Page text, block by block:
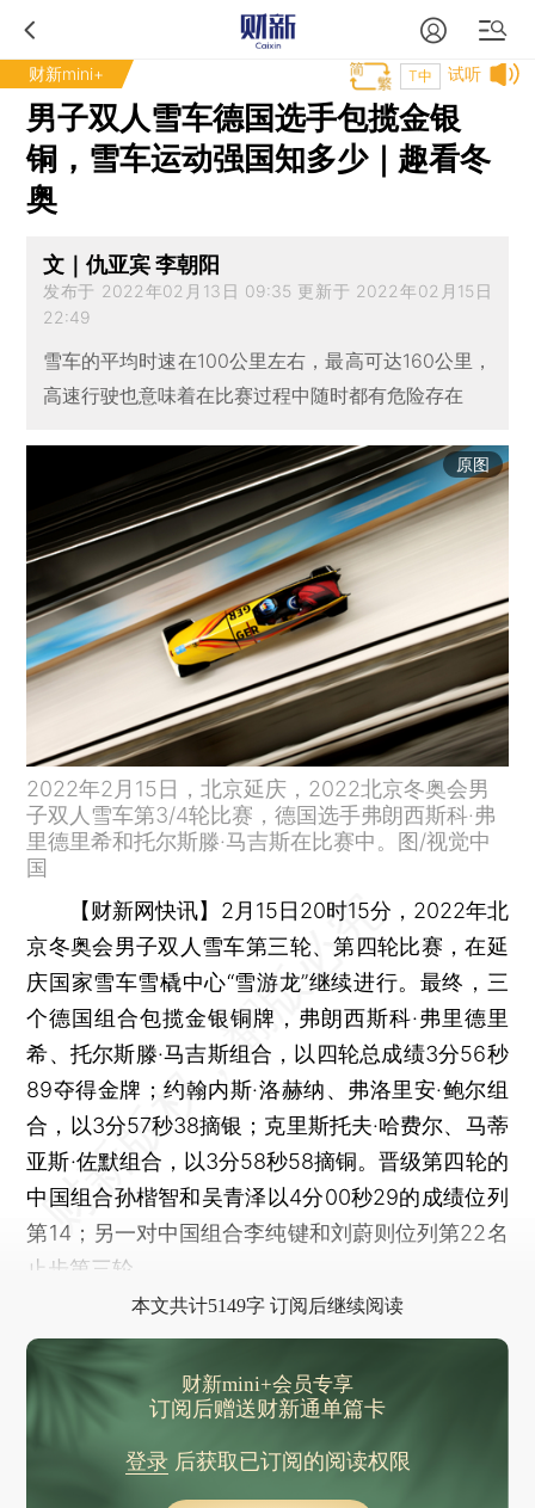
财新mini+ 试听
T中
男子双人雪车德国选手包揽金银
铜，雪车运动强国知多少｜趣看冬
奥
文｜仇亚宾 李朝阳
发布于 2022年02月13日 09:35 更新于 2022年02月15日
22:49
雪车的平均时速在100公里左右，最高可达160公里，
高速行驶也意味着在比赛过程中随时都有危险存在
原图
2022年2月15日，北京延庆，2022北京冬奥会男
子双人雪车第3/4轮比赛，德国选手弗朗西斯科·弗
里德里希和托尔斯滕·马吉斯在比赛中。图/视觉中
国
【财新网快讯】 2月15日20时15分，2022年北
京冬奥会男子双人雪车第三轮、第四轮比赛，在延
庆国家雪车雪橇中心“雪游龙”继续进行。最终，三
个德国组合包揽金银铜牌，弗朗西斯科·弗里德里
希、托尔斯滕·马吉斯组合，以四轮总成绩3分56秒
89夺得金牌；约翰内斯·洛赫纳、弗洛里安·鲍尔组
合，以3分57秒38摘银；克里斯托夫·哈费尔、马蒂
亚斯·佐默组合，以3分58秒58摘铜。晋级第四轮的
中国组合孙楷智和吴青泽以4分00秒29的成绩位列
第14；另一对中国组合李纯键和刘蔚则位列第22名
止步第三轮。
本文共计5149字 订阅后继续阅读
财新mini+会员专享
订阅后赠送财新通单篇卡
登录后获取已订阅的阅读权限